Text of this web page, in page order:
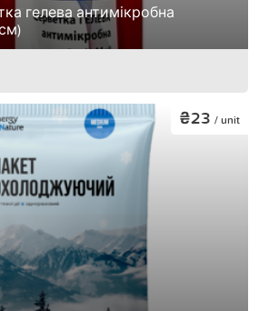
гелева антимікробна
₴23 / unit